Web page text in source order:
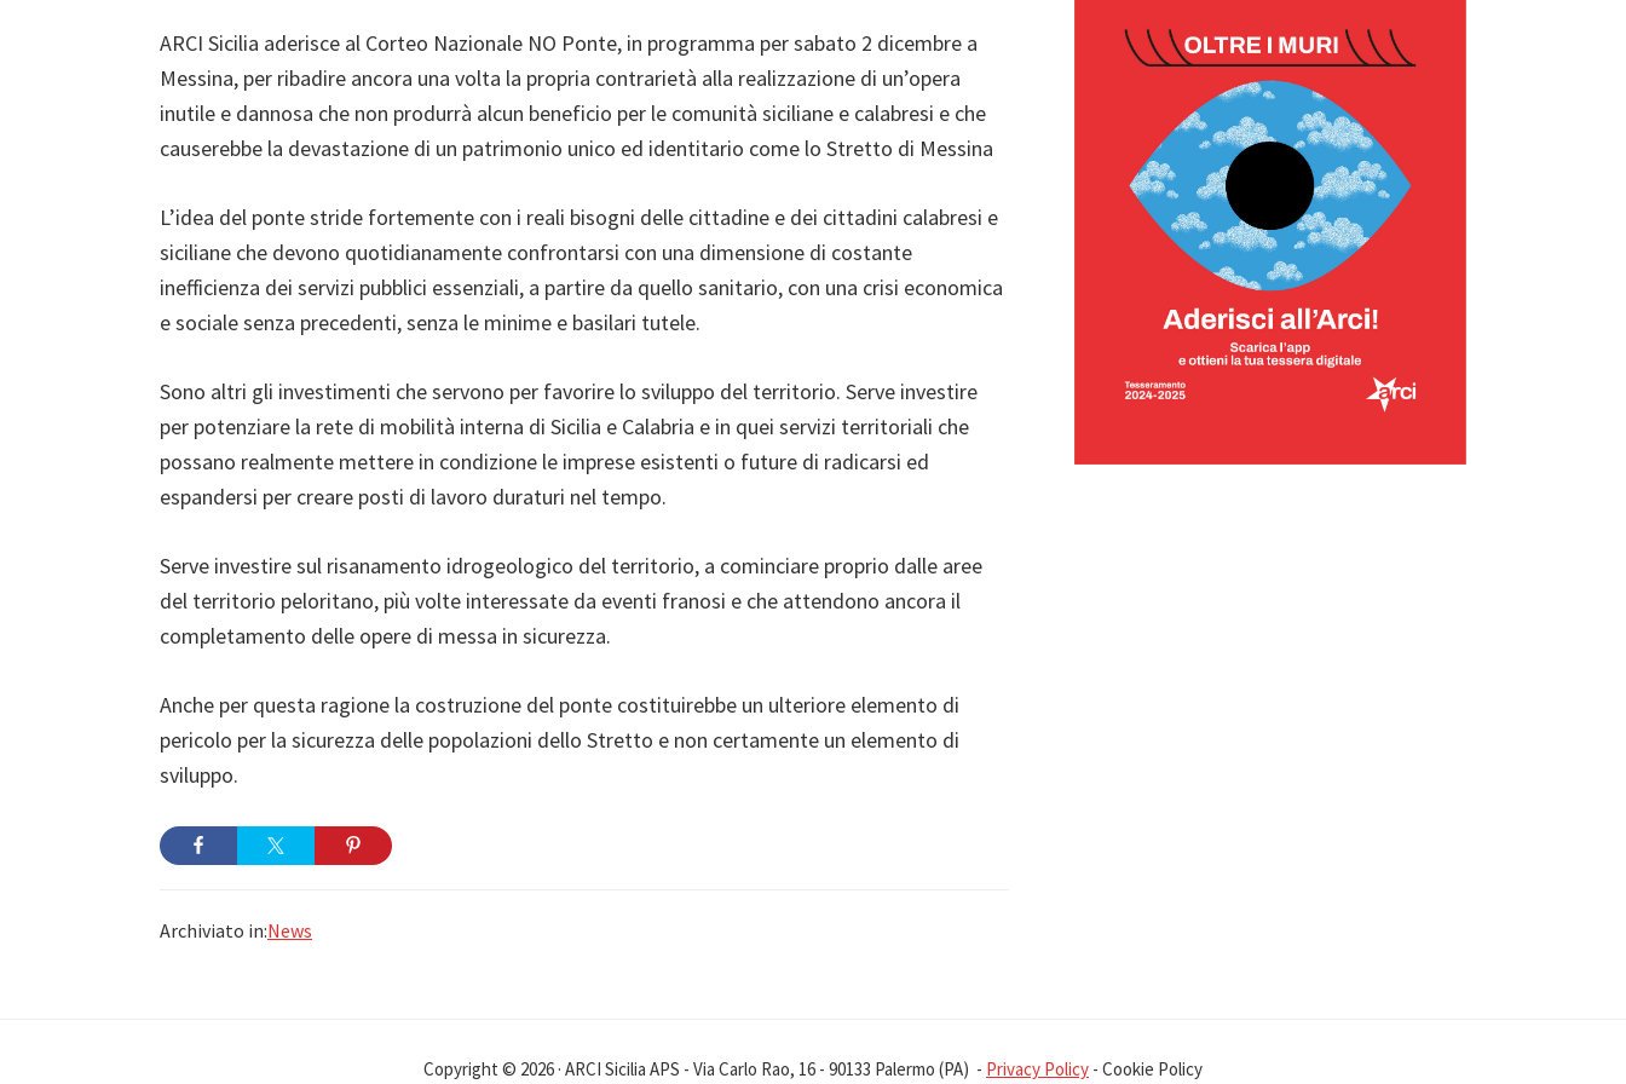
ARCI Sicilia aderisce al Corteo Nazionale NO Ponte, in programma per sabato 2 dicembre a
Messina, per ribadire ancora una volta la propria contrarietà alla realizzazione di un’opera
inutile e dannosa che non produrrà alcun beneficio per le comunità siciliane e calabresi e che
causerebbe la devastazione di un patrimonio unico ed identitario come lo Stretto di Messina
L’idea del ponte stride fortemente con i reali bisogni delle cittadine e dei cittadini calabresi e
siciliane che devono quotidianamente confrontarsi con una dimensione di costante
inefficienza dei servizi pubblici essenziali, a partire da quello sanitario, con una crisi economica
e sociale senza precedenti, senza le minime e basilari tutele.
Sono altri gli investimenti che servono per favorire lo sviluppo del territorio. Serve investire
per potenziare la rete di mobilità interna di Sicilia e Calabria e in quei servizi territoriali che
possano realmente mettere in condizione le imprese esistenti o future di radicarsi ed
espandersi per creare posti di lavoro duraturi nel tempo.
Serve investire sul risanamento idrogeologico del territorio, a cominciare proprio dalle aree
del territorio peloritano, più volte interessate da eventi franosi e che attendono ancora il
completamento delle opere di messa in sicurezza.
Anche per questa ragione la costruzione del ponte costituirebbe un ulteriore elemento di
pericolo per la sicurezza delle popolazioni dello Stretto e non certamente un elemento di
sviluppo.
Archiviato in:News
Copyright © 2026 · ARCI Sicilia APS - Via Carlo Rao, 16 - 90133 Palermo (PA) - Privacy Policy - Cookie Policy